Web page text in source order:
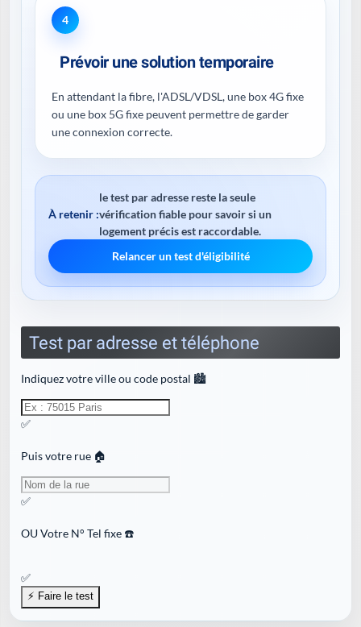
4
Prévoir une solution temporaire
En attendant la fibre, l'ADSL/VDSL, une box 4G fixe
ou une box 5G fixe peuvent permettre de garder
une connexion correcte.
À retenir :
le test par adresse reste la seule
vérification fiable pour savoir si un
logement précis est raccordable.
Relancer un test d'éligibilité
Test par adresse et téléphone
Indiquez votre ville ou code postal 🏙️
✅
Puis votre rue 🏠
✅
OUVotre N° Tel fixe ☎️
✅